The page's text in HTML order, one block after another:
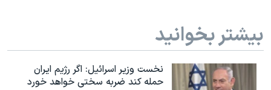
بیشتر بخوانید
نخست وزیر اسرائيل: اگر رژیم ایران
حمله کند ضربه سختی خواهد خورد